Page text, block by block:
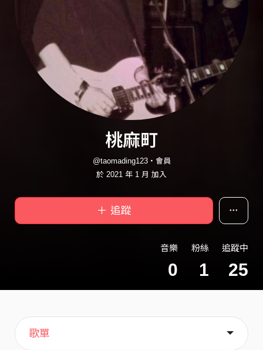
桃麻町
@taomading123・會員
於 2021 年 1 月 加入
＋ 追蹤
音樂
0
粉絲
1
追蹤中
25
主頁
歌單
喜歡
關於